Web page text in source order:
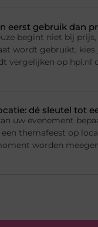
eerst gebruik dan
begint niet bij
wordt gebruikt,
vergelijken op hpl.nl
dé sleutel tot
uw evenement
themafeest op
worden